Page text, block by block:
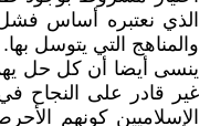
الذي نعتبره أساس
والمناهج التي يتوسل بها.
ينسى أيضا أن كل حل
غير قادر على النجاح
الإسلاميين كونهم